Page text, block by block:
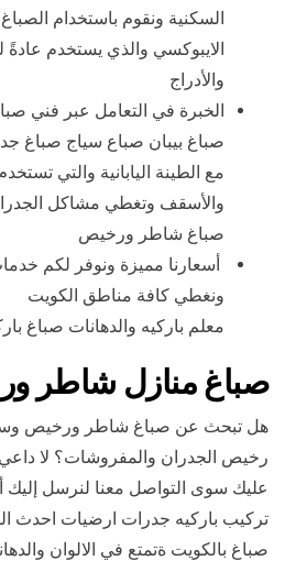
السكنية ونقوم باستخدام الصباغ
الايبوكسي والذي يستخدم عادةً
والأدراج
الخبرة في التعامل عبر فني
صباغ بيبان صباع سياج صباغ
مع الطينة اليابانية والتي
والأسقف وتغطي مشاكل
صباغ شاطر ورخيص
أسعارنا مميزة ونوفر لكم
ونغطي كافة مناطق الكويت
معلم باركيه والدهانات صباغ
صباغ منازل شاطر
هل تبحث عن صباغ شاطر ورخيص
رخيص الجدران والمفروشات؟ لا
عليك سوى التواصل معنا لنرسل
تركيب باركيه جدرات ارضيات احدث
صباغ بالكويت ةتمتع في الالوان